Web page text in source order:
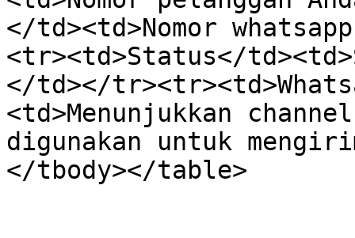
</td><td>Nomor
<tr><td>Status</
</td></
<td>Menunjukkan
digunakan untuk